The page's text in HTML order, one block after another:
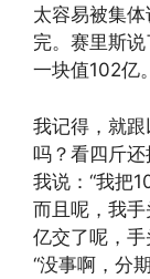
太容易被集
完。赛里斯
一块值102亿。
我记得，就
吗？看四斤
我说：“我把
而且呢，我
亿交了呢，手
“没事啊，分